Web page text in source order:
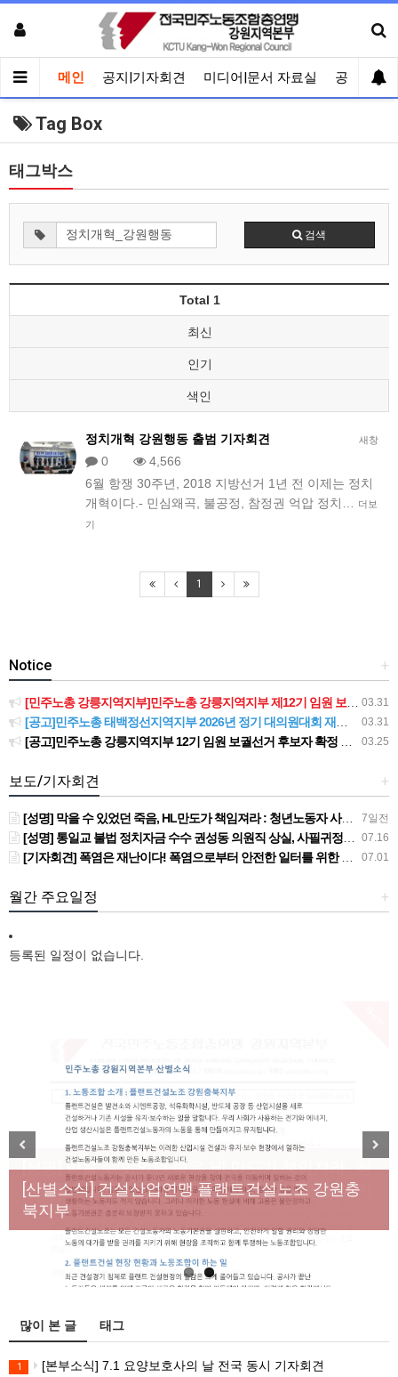
메인 공지|기자회견 미디어|문서 자료실 공유게시
Tag Box
태그박스
검색
Total 1
최신
인기
색인
새창
정치개혁 강원행동 출범 기자회견
0
4,566
6월 항쟁 30주년, 2018 지방선거 1년 전 이제는 정치
개혁이다.- 민심왜곡, 불공정, 참정권 억압 정치…
더보
기
1
+
Notice
03.31
[민주노총 강릉지역지부]민주노총 강릉지역지부 제12기 임원 보궐선거결과 공고
03.31
[공고]민주노총 태백정선지역지부 2026년 정기 대의원대회 재소집 건
03.25
[공고]민주노총 강릉지역지부 12기 임원 보궐선거 후보자 확정 공고
+
보도/기자회견
7일전
[성명] 막을 수 있었던 죽음, HL만도가 책임져라 : 청년노동자 사망사고의 철저한 진상규명과 재발방지 대책 마련하라
07.16
[성명] 통일교 불법 정치자금 수수 권성동 의원직 상실, 사필귀정이다
07.01
[기자회견] 폭염은 재난이다! 폭염으로부터 안전한 일터를 위한 민주노총 강원지역본부 폭염감시단 선포 기자회견
+
월간 주요일정
등록된 일정이 없습니다.
[성명] 막을 수 있었던 죽음, HL만도가 책임져라 : 청
년노동자 사망사고의 철저한 진상규명과 재발방지
대책 마련하라
[산별소식] 건설산업연맹 플랜트건설노조 강원충
북지부
Previous Next
많이 본 글 태그
1 [본부소식] 7.1 요양보호사의 날 전국 동시 기자회견